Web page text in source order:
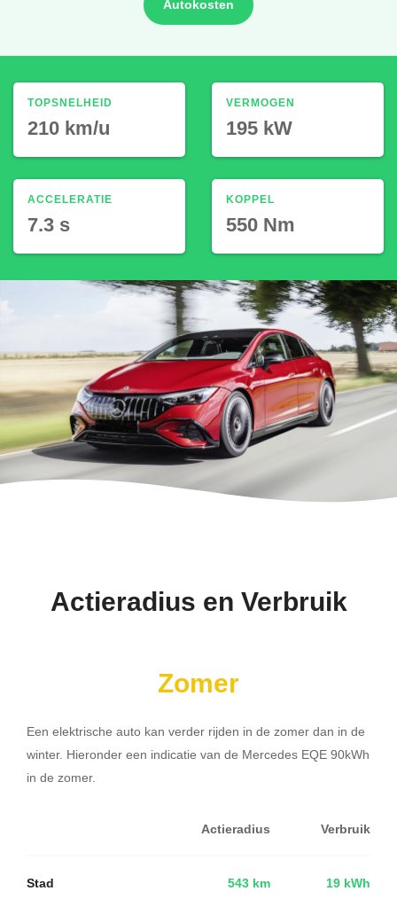
Autokosten
TOPSNELHEID
210 km/u
ACCELERATIE
7.3 s
VERMOGEN
195 kW
KOPPEL
550 Nm
Actieradius en Verbruik
Zomer
Een elektrische auto kan verder rijden in de zomer dan in de
winter. Hieronder een indicatie van de Mercedes EQE 90kWh
in de zomer.
Actieradius Verbruik
Stad 543 km 19 kWh